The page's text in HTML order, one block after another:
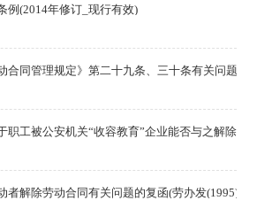
例(2014年修订_现行有效)
合同管理规定》第二十九条、三十条有关问题的
职工被公安机关“收容教育”企业能否与之解除劳
者解除劳动合同有关问题的复函(劳办发